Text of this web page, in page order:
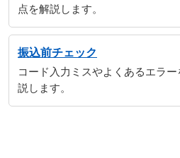
点を解説します。
振込前チェック
コード入力ミスやよくあるエラ
説します。